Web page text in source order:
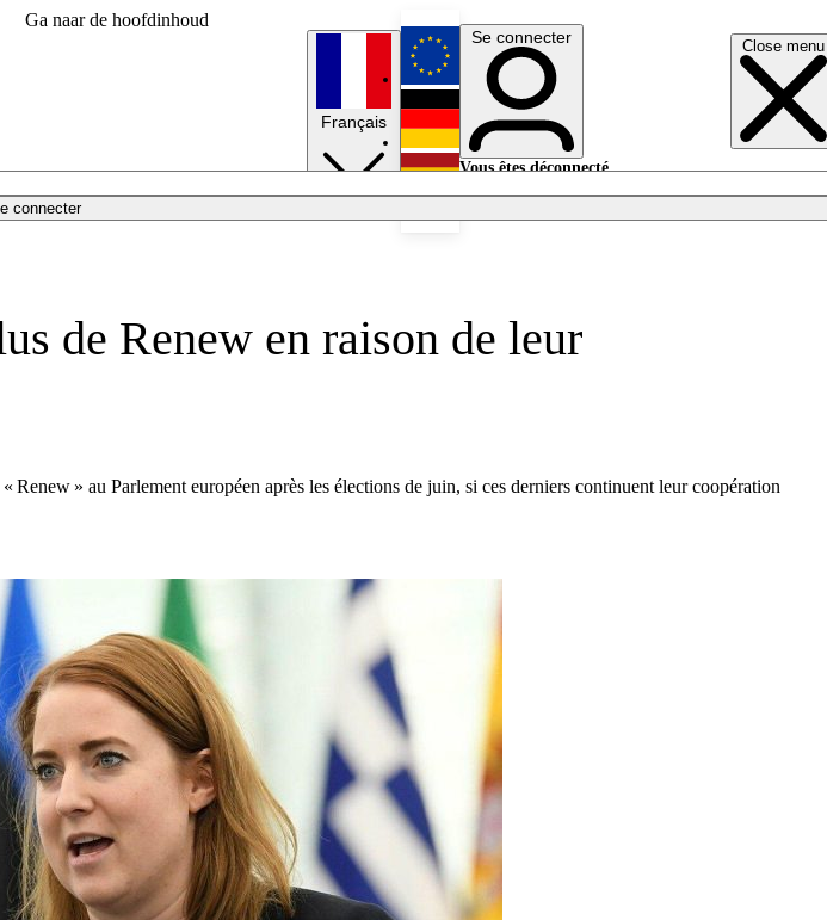
Ga naar de hoofdinhoud
Close menu
connecter
Français
English
Deutsch
Se connecter
Vous êtes déconnecté.
de Renew en raison de leur
» au Parlement européen après les élections de juin, si ces derniers continuent leur coopération